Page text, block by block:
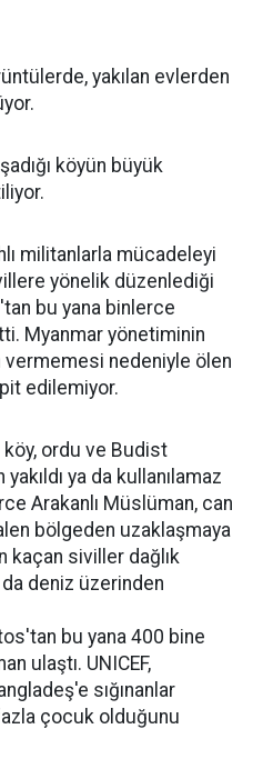
yakılan evlerden
köyün büyük
militanlarla mücadeleyi
yönelik düzenlediği
bu yana binlerce
Myanmar yönetiminin
vermemesi nedeniyle ölen
edilemiyor.
köy, ordu ve Budist
ya da kullanılamaz
Arakanlı Müslüman, can
bölgeden uzaklaşmaya
kaçan siviller dağlık
deniz üzerinden
bu yana 400 bine
ulaştı. UNICEF,
sığınanlar
çocuk olduğunu